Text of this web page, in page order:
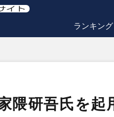
ランキング
研吾氏を起